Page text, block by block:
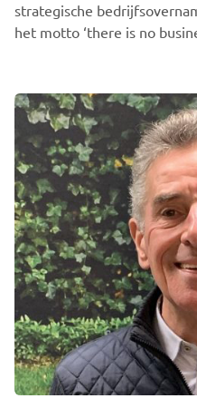
strategische
het motto ‘there is no